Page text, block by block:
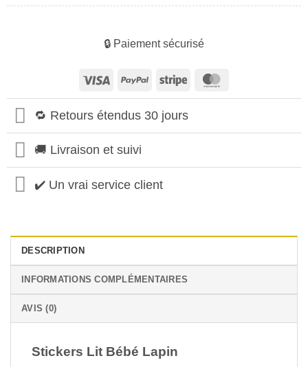
🔒 Paiement sécurisé
Visa PayPal Stripe
🔁 Retours étendus 30 jours
🚚 Livraison et suivi
✔️ Un vrai service client
DESCRIPTION
INFORMATIONS COMPLÉMENTAIRES
AVIS (0)
Stickers Lit Bébé Lapin